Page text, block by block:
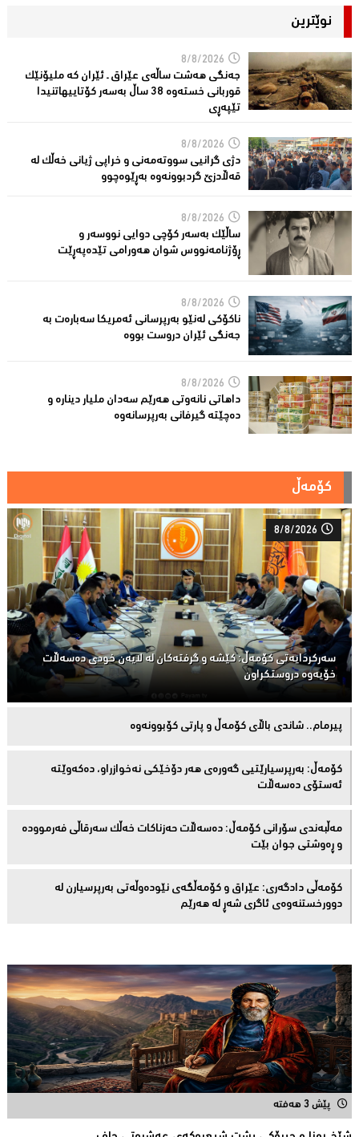
نوێترین
8/8/2026
جەنگی هەشت ساڵەی عێراق ـ ئێران کە ملیۆنێک
قوربانى خستەوە 38 ساڵ بەسەر كۆتاییهاتنیدا
تێپەڕى
8/8/2026
دژی گرانیی سووتەمەنی و خراپی ژیانی خەڵك لە
قەڵادزێ‌ گردبوونەوە بەڕێوەچوو
8/8/2026
ساڵێك بەسەر كۆچی دوایی نووسەر و
ڕۆژنامەنووس شوان هەورامی تێدەپەڕێت
8/8/2026
ناكۆكی لەنێو بەرپرسانى ئەمریكا سەبارەت بە
جەنگی ئێران دروست بووە
8/8/2026
داهاتی نانەوتی هەرێم سەدان ملیار دینارە و
دەچێتە گیرفانی بەرپرسانەوە
کۆمەڵ
8/8/2026
سەركردایەتی كۆمەڵ: كێشە و گرفتەكان لە لایەن خودی دەسەڵات
خۆیەوە دروستكراون
پیرمام.. شاندی باڵای كۆمه‌ڵ و پارتی كۆبوونه‌وه‌
كۆمەڵ: بەرپرسیارێتیی گەورەی هەر دۆخێکی نەخوازراو، دەكەوێتە
ئەستۆی دەسەڵات
مەڵبەندى سۆرانى کۆمەڵ: دەسەڵات حەزناکات خەڵک سەرقاڵى فەرموودە
و ڕەوشتى جوان بێت
کۆمەڵى دادگەرى: عێراق و كۆمەڵگەی نێودەوڵەتی بەرپرسیارن لە
دوورخستنەوەى ئاگری شەڕ لە هەرێم
پێش 3 هەفتە